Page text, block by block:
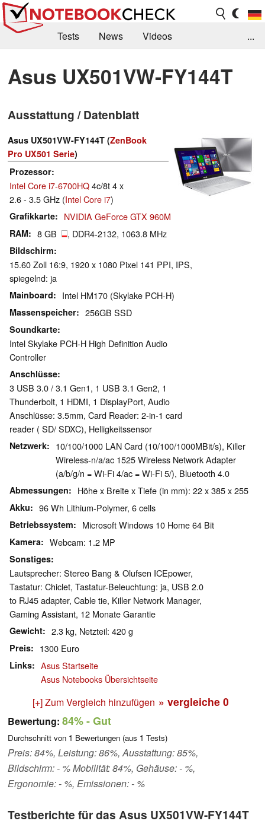
Tests News
Videos
Kaufberatung
Deals Suche
Jobs
Forum
...
Asus UX501VW-FY144T
Ausstattung / Datenblatt
Asus UX501VW-FY144T (ZenBook
Pro UX501 Serie)
Prozessor
Intel Core i7-6700HQ4c/8t 4 x
2.6 - 3.5 GHz (Intel Core i7)
Grafikkarte NVIDIA GeForce GTX 960M
RAM 8 GB , DDR4-2132, 1063.8 MHz
Bildschirm
15.60 Zoll 16:9, 1920 x 1080 Pixel 141 PPI, IPS,
spiegelnd: ja
Mainboard Intel HM170 (Skylake PCH-H)
Massenspeicher 256GB SSD
Soundkarte
Intel Skylake PCH-H High Definition Audio
Controller
Anschlüsse
3 USB 3.0 / 3.1 Gen1, 1 USB 3.1 Gen2, 1
Thunderbolt, 1 HDMI, 1 DisplayPort, Audio
Anschlüsse: 3.5mm, Card Reader: 2-in-1 card
reader ( SD/ SDXC), Helligkeitssensor
Netzwerk
10/100/1000 LAN Card (10/100/1000MBit/s), Killer
Wireless-n/a/ac 1525 Wireless Network Adapter
(a/b/g/n = Wi-Fi 4/ac = Wi-Fi 5/), Bluetooth 4.0
Abmessungen Höhe x Breite x Tiefe (in mm): 22 x 385 x 255
Akku 96 Wh Lithium-Polymer, 6 cells
Betriebssystem Microsoft Windows 10 Home 64 Bit
Kamera Webcam: 1.2 MP
Sonstiges
Lautsprecher: Stereo Bang & Olufsen ICEpower,
Tastatur: Chiclet, Tastatur-Beleuchtung: ja, USB 2.0
to RJ45 adapter, Cable tie, Killer Network Manager,
Gaming Assistant, 12 Monate Garantie
Gewicht 2.3 kg, Netzteil: 420 g
Preis 1300 Euro
Links
Asus Startseite
Asus Notebooks Übersichtseite
[+] Zum Vergleich hinzufügen » vergleiche 0
Bewertung: 84%- Gut
Durchschnitt von 1 Bewertungen (aus 1 Tests)
Preis: 84%, Leistung: 86%, Ausstattung: 85%,
Bildschirm: - % Mobilität: 84%, Gehäuse: - %,
Ergonomie: - %, Emissionen: - %
Testberichte für das Asus UX501VW-FY144T